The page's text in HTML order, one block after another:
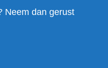
Neem dan gerust